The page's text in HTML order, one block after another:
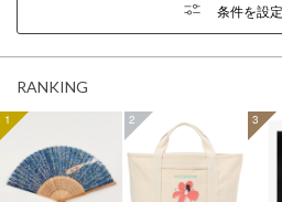
条件を設
RANKING
1 2 3